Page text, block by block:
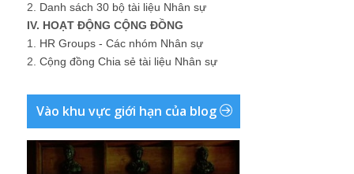
2. Danh sách 30 bộ tài liệu Nhân sự
IV. HOẠT ĐỘNG CỘNG ĐỒNG
1. HR Groups - Các nhóm Nhân sự
2. Cộng đồng Chia sẻ tài liệu Nhân sự
Vào khu vực giới hạn của blog